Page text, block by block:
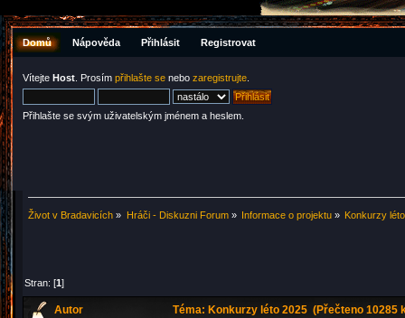
Domů Nápověda Přihlásit Registrovat
Vítejte Host . Prosím přihlašte se nebo zaregistrujte
Přihlašte se svým uživatelským jménem a heslem.
Život v Bradavicích » Hráči - Diskuzni Forum» Informace o projektu» Konkurzy
Stran: [1]
Autor Téma: Konkurzy léto 2025 (Přečteno 10285